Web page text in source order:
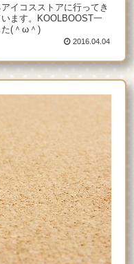
イコスストアに行ってき
ます。KOOLBOOST一
た(＾ω＾)
2016.04.04